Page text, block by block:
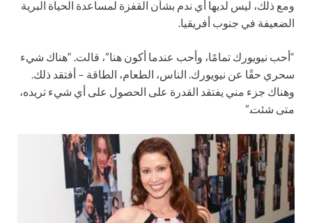
ومع ذلك، ليس لديها أي ندم بشأن القفزة لمساعدة الحياة البرية
الضعيفة في جنوب أفريقيا.
“أحب نيويورك تمامًا، وأحب عندما أكون هنا”، قالت. “هناك شيء
سحري حقًا عن نيويورك. الناس، الطعام، الطاقة – أفتقد ذلك.
وهناك جزء مني يفتقد القدرة على الحصول على أي شيء تريده،
متى شئت.”